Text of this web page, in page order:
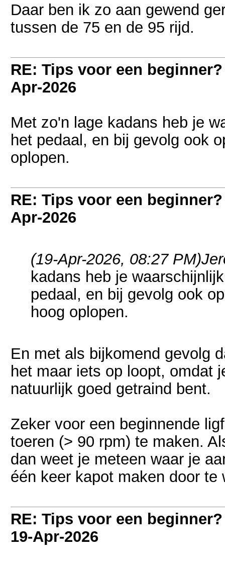
Daar ben ik zo aan gewend
tussen de 75 en de 95 rijd.
RE: Tips voor een
Apr-2026
Met zo'n lage kadans heb je
het pedaal, en bij gevolg ook
oplopen.
RE: Tips voor een
Apr-2026
(19-Apr-2026, 08:27 PM)
kadans heb je
pedaal, en bij gevolg ook
hoog oplopen.
En met als bijkomend gevolg
het maar iets op loopt, omdat
natuurlijk goed getraind bent.
Zeker voor een beginnende
toeren (> 90 rpm) te maken.
dan weet je meteen waar je
één keer kapot maken door te
RE: Tips voor een
19-Apr-2026